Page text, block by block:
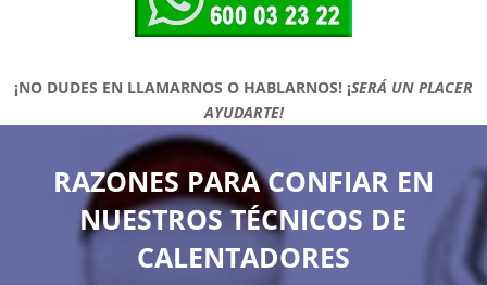
¡NO DUDES EN LLAMARNOS O HABLARNOS! ¡SERÁ UN PLACER
AYUDARTE!
RAZONES PARA CONFIAR EN
NUESTROS TÉCNICOS DE
CALENTADORES